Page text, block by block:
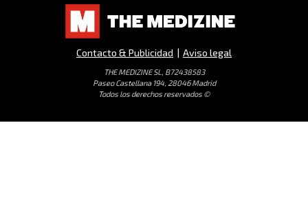
Contacto & Publicidad | Aviso legal
THE MEDIZINE SL, B72438583
Paseo Castellana 194, 28046 Madrid
Todos los derechos reservados ©